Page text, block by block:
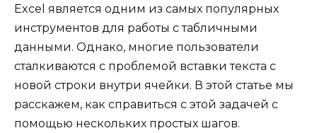
Excel является одним из самых популярных
инструментов для работы с табличными
данными. Однако, многие пользователи
сталкиваются с проблемой вставки текста с
новой строки внутри ячейки. В этой статье мы
расскажем, как справиться с этой задачей с
помощью нескольких простых шагов.